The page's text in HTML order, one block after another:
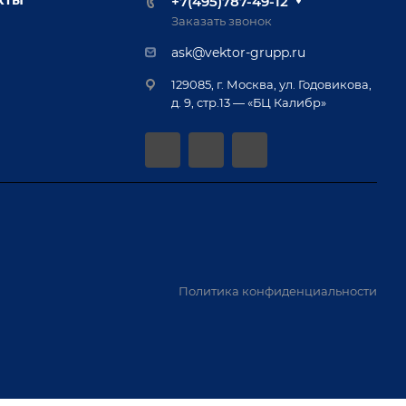
Заказать звонок
ask@vektor-grupp.ru
129085, г. Москва, ул. Годовикова,
д. 9, стр.13 — «БЦ Калибр»
Политика конфиденциальности